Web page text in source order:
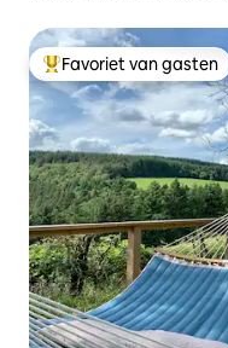
Topfavoriet van gasten
Favoriet van gasten